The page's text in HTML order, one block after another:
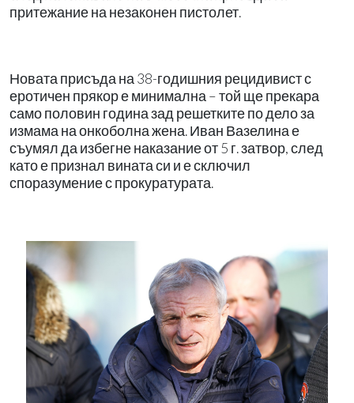
притежание на незаконен пистолет.
Новата присъда на 38-годишния рецидивист с
еротичен прякор е минимална – той ще прекара
само половин година зад решетките по дело за
измама на онкоболна жена. Иван Вазелина е
съумял да избегне наказание от 5 г. затвор, след
като е признал вината си и е сключил
споразумение с прокуратурата.